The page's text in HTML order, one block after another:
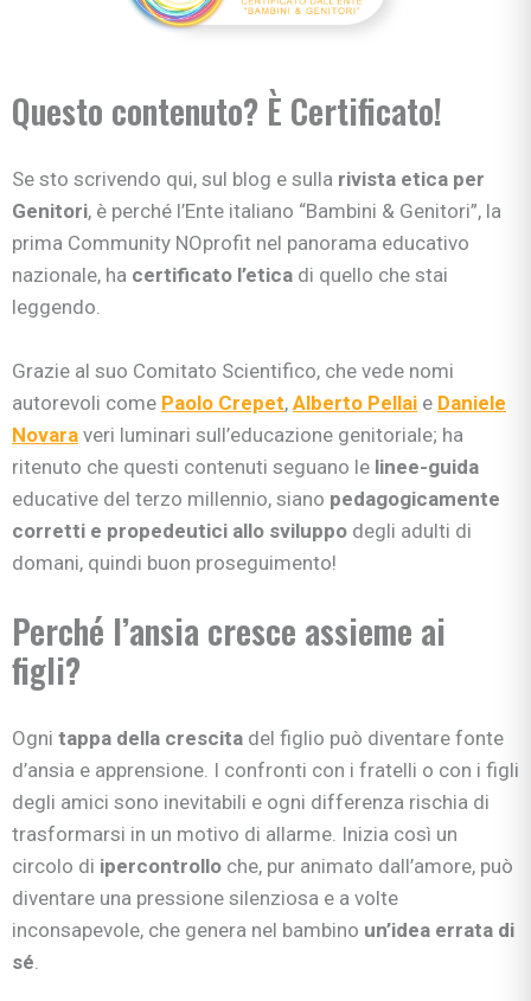
Questo contenuto? È Certificato!
Se sto scrivendo qui, sul blog e sulla rivista etica per
Genitori, è perché l’Ente italiano “Bambini & Genitori”, la
prima Community NOprofit nel panorama educativo
nazionale, ha certificato l’etica di quello che stai
leggendo.
Grazie al suo Comitato Scientifico, che vede nomi
autorevoli come Paolo Crepet, Alberto Pellai e Daniele
Novara veri luminari sull’educazione genitoriale; ha
ritenuto che questi contenuti seguano le linee-guida
educative del terzo millennio, siano pedagogicamente
corretti e propedeutici allo sviluppo degli adulti di
domani, quindi buon proseguimento!
Perché l’ansia cresce assieme ai
figli?
Ogni tappa della crescita del figlio può diventare fonte
d’ansia e apprensione. I confronti con i fratelli o con i figli
degli amici sono inevitabili e ogni differenza rischia di
trasformarsi in un motivo di allarme. Inizia così un
circolo di ipercontrollo che, pur animato dall’amore, può
diventare una pressione silenziosa e a volte
inconsapevole, che genera nel bambino un’idea errata di
sé.